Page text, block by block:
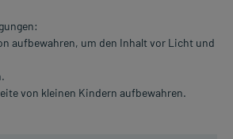
aufbewahren, um den Inhalt vor Licht und
von kleinen Kindern aufbewahren.